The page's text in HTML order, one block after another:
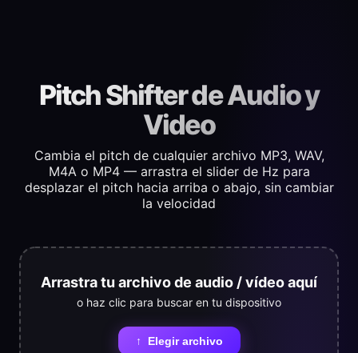
Pitch Shifter de Audio y
Video
Cambia el pitch de cualquier archivo MP3, WAV,
M4A o MP4 — arrastra el slider de Hz para
desplazar el pitch hacia arriba o abajo, sin cambiar
la velocidad
Arrastra tu archivo de audio / vídeo aquí
o haz clic para buscar en tu dispositivo
↑ Elegir archivo